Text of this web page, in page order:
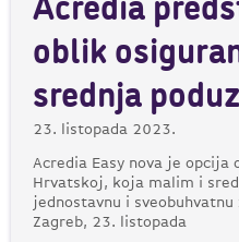
Acredia
oblik
srednja
23. listopada 2023.
Acredia Easy nova je
Hrvatskoj, koja malim i
jednostavnu i
Zagreb, 23. listopada